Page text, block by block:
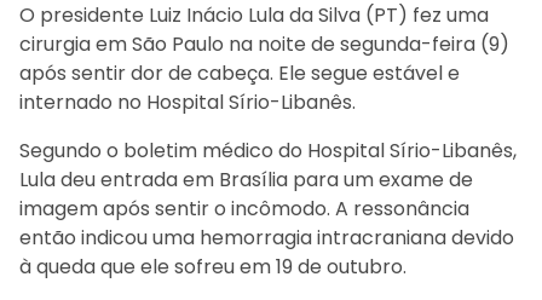
O presidente Luiz Inácio Lula da Silva (PT) fez uma
cirurgia em São Paulo na noite de segunda-feira (9)
após sentir dor de cabeça. Ele segue estável e
internado no Hospital Sírio-Libanês.
Segundo o boletim médico do Hospital Sírio-Libanês,
Lula deu entrada em Brasília para um exame de
imagem após sentir o incômodo. A ressonância
então indicou uma hemorragia intracraniana devido
à queda que ele sofreu em 19 de outubro.